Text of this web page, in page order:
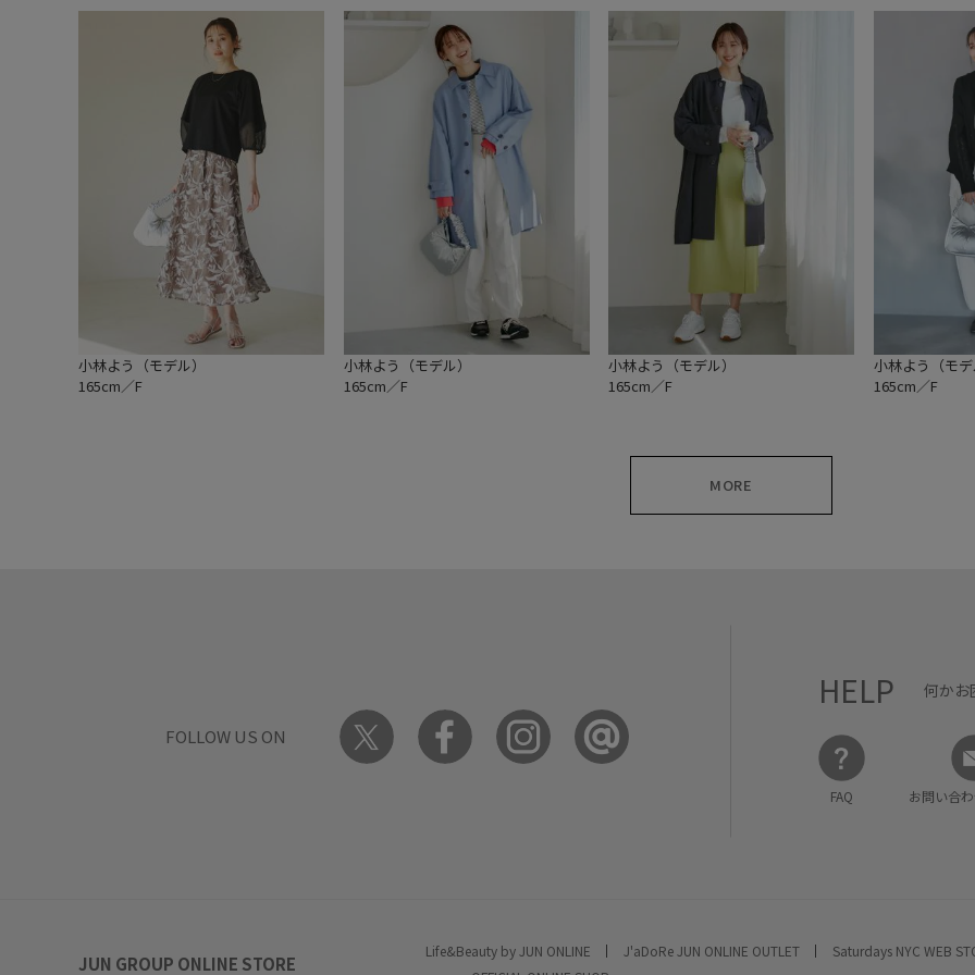
小林よう（モデル）
165cm／F
小林よう（モデル）
165cm／F
小林よう（モデル）
165cm／F
小林よう（モ
165cm／F
MORE
FOLLOW US ON
HELP 何かお
FAQ お問い合
JUN GROUP ONLINE STORE
Life&Beauty by JUN ONLINE J'aDoRe JUN ONLINE OUTLET
Saturdays NYC WEB